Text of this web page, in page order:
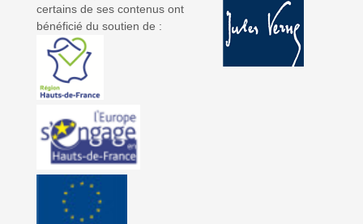
vv
certains de ses contenus ont
bénéficié du soutien de :